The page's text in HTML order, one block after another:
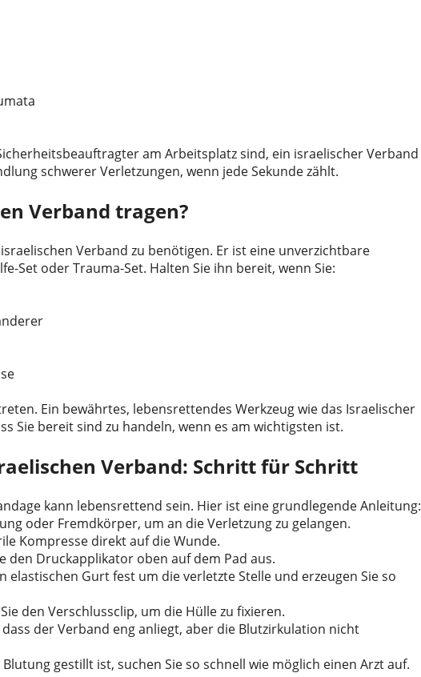
am Arbeitsplatz sind, ein israelischer Verband
schwerer Verletzungen, wenn jede Sekunde zählt.
Verband tragen?
Verband zu benötigen. Er ist eine unverzichtbare
Set oder Trauma-Set. Halten Sie ihn bereit, wenn Sie:
Ein bewährtes, lebensrettendes Werkzeug wie das Israelischer
Sie bereit sind zu handeln, wenn es am wichtigsten ist.
Verband: Schritt für Schritt
kann lebensrettend sein. Hier ist eine grundlegende Anleitung:
oder Fremdkörper, um an die Verletzung zu gelangen.
Kompresse direkt auf die Wunde.
den Druckapplikator oben auf dem Pad aus.
elastischen Gurt fest um die verletzte Stelle und erzeugen Sie so
den Verschlussclip, um die Hülle zu fixieren.
dass der Verband eng anliegt, aber die Blutzirkulation nicht
gestillt ist, suchen Sie so schnell wie möglich einen Arzt auf.